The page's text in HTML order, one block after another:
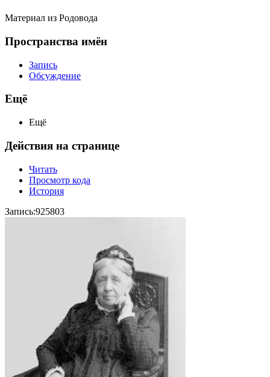
Материал из Родовода
Пространства имён
Запись
Обсуждение
Ещё
Ещё
Действия на странице
Читать
Просмотр кода
История
Запись:925803